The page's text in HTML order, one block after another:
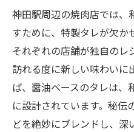
神田駅周辺の焼肉店では、
すために、特製タレが欠か
それぞれの店舗が独自のレ
訪れる度に新しい味わいに
ば、醤油ベースのタレは、
に設計されています。秘伝
どを絶妙にブレンドし、